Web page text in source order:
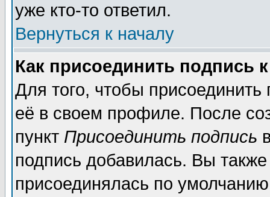
уже кто-то ответил.
Вернуться к началу
Как присоединить подпись
Для того, чтобы
её в своем профиле. После
пункт Присоединить подпись
подпись добавилась. Вы
присоединялась по